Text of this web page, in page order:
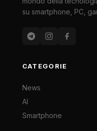
su smartphone, PC,
CATEGORIE
News
AI
Smartphone